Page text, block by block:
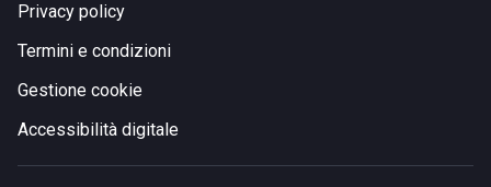
Privacy policy
Termini e condizioni
Gestione cookie
Accessibilità digitale